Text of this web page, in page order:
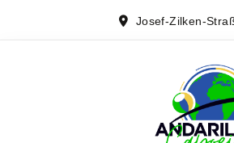
Josef-Zilken-